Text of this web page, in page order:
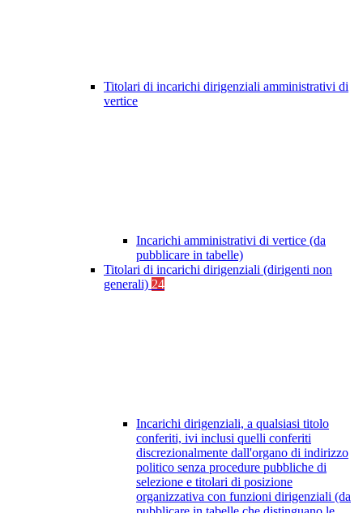
Titolari di incarichi dirigenziali amministrativi di
vertice
Incarichi amministrativi di vertice (da
pubblicare in tabelle)
Titolari di incarichi dirigenziali (dirigenti non
generali) 24
Incarichi dirigenziali, a qualsiasi titolo
conferiti, ivi inclusi quelli conferiti
discrezionalmente dall'organo di indirizzo
politico senza procedure pubbliche di
selezione e titolari di posizione
organizzativa con funzioni dirigenziali (da